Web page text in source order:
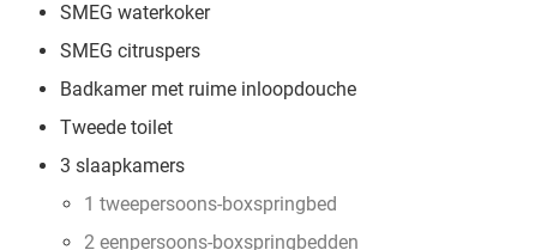
SMEG waterkoker
SMEG citruspers
Badkamer met ruime inloopdouche
Tweede toilet
3 slaapkamers
1 tweepersoons-boxspringbed
2 eenpersoons-boxspringbedden